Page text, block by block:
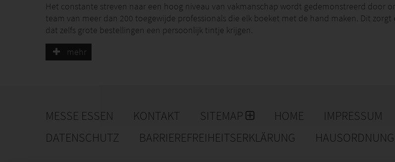
Het constante streven naar een hoog niveau van vakmanschap wordt gedemonstreerd door
team van meer dan 200 toegewijde professionals die elk boeket met de hand maken. Dit zorgt
dat zelfs grote bestellingen een persoonlijk tintje krijgen.
Ons managementteam heeft een staat van dienst van 30 jaar op het gebied van consistentie,
inzet voor het handhaven van de hoogste operationele normen.
mehr
MESSE ESSEN KONTAKT SITEMAP HOME
IMPRESSUM
DATENSCHUTZ
BARRIEREFREIHEITSERKLÄRUNG HAUSORDNUNG